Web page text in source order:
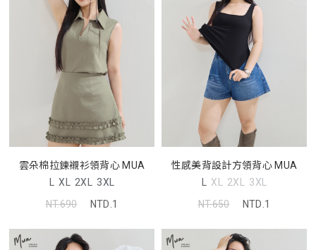
雲朵棉拉鍊襯衫領背心 MUA
L XL 2XL 3XL
NT.690
NTD.1
性感美背設計方領背心 MUA
L XL 2XL 3XL
NT.650
NTD.1